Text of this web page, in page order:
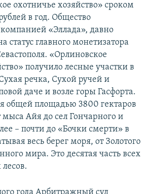
охотничье хозяйство» сроком
в год. Общество
«Эллада», давно
статус главного монетизатора
«Орлиновское
получило лесные участки в
речка, Сухой ручей и
даче и возле горы Гасфорта.
общей площадью 3800 гектаров
мыса Айя до сел Гончарного и
– почти до «Бочки смерти» в
весь берег моря, от Золотого
мира. Это десятая часть всех
лесов.